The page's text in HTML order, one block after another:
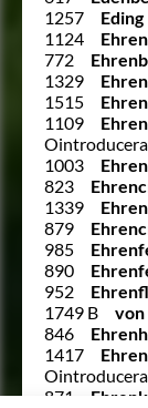
1257
Eding
1124
772
1329
1515
1109
1003
823
1339
879
985
890
952
1749 B
von
846
1417
871